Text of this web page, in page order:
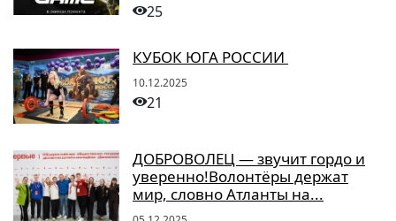
25
КУБОК ЮГА РОССИИ
10.12.2025
21
ДОБРОВОЛЕЦ — звучит гордо и
уверенно!Волонтёры держат
мир, словно Атланты на...